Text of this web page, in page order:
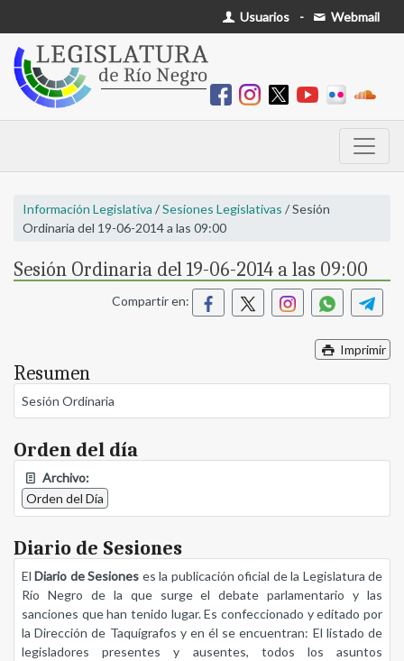
Usuarios - Webmail
Información Legislativa /Sesiones Legislativas / Sesión
Ordinaria del 19-06-2014 a las 09:00
Sesión Ordinaria del 19-06-2014 a las 09:00
Compartir en:
Imprimir
Resumen
Sesión Ordinaria
Orden del día
Archivo:
Orden del Día
Diario de Sesiones
ElDiario de Sesiones es la publicación oficial de la Legislatura de
Río Negro de la que surge el debate parlamentario y las
sanciones que han tenido lugar. Es confeccionado y editado por
la Dirección de Taquígrafos y en él se encuentran: El listado de
legisladores presentes y ausentes, todos los asuntos